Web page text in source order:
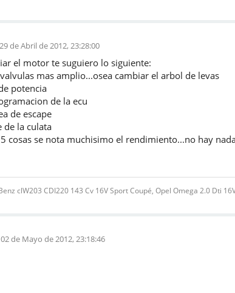
de Abril de 2012, 23:28:00
el motor te suguiero lo siguiente:
mas amplio...osea cambiar el arbol de levas
potencia
de la ecu
de escape
de la culata
5 cosas se nota muchisimo el rendimiento...no hay
clW203 CDI220 143 Cv 16V Sport Coupé, Opel Omega 2.0 Dti
de Mayo de 2012, 23:18:46